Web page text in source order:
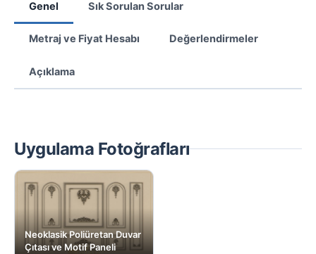
Genel Sık Sorulan Sorular
Metraj ve Fiyat Hesabı Değerlendirmeler
Açıklama
Uygulama Fotoğrafları
Neoklasik Poliüretan Duvar
Çıtası ve Motif Paneli